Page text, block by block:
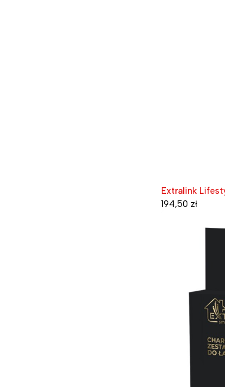
Extralink
194,50 zł